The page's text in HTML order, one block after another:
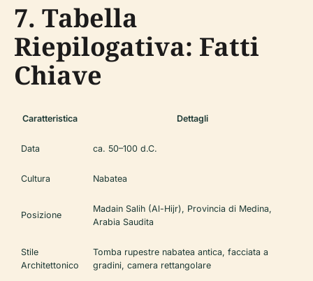
7. Tabella
Riepilogativa: Fatti
Chiave
Caratteristica Dettagli
Data ca. 50–100 d.C.
Cultura Nabatea
Posizione
Madain Salih (Al-Hijr), Provincia di Medina,
Arabia Saudita
Stile
Architettonico
Tomba rupestre nabatea antica, facciata a
gradini, camera rettangolare